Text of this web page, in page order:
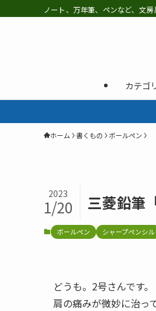
ノート、万年筆、ペンなど、文
カテゴ
ホーム 書くもの ボールペン
三菱鉛筆
2023
1/20
ボールペン シャープペンシル
どうも。2号さんです。
肩の痛みが微妙に治っ